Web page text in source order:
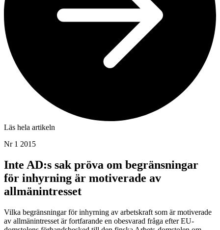
Läs hela artikeln
Nr 1 2015
Inte AD:s sak pröva om begränsningar
för inhyrning är motiverade av
allmänintresset
Vilka begränsningar för inhyrning av arbetskraft som är motiverade
av allmänintresset är fortfarande en obesvarad fråga efter EU-